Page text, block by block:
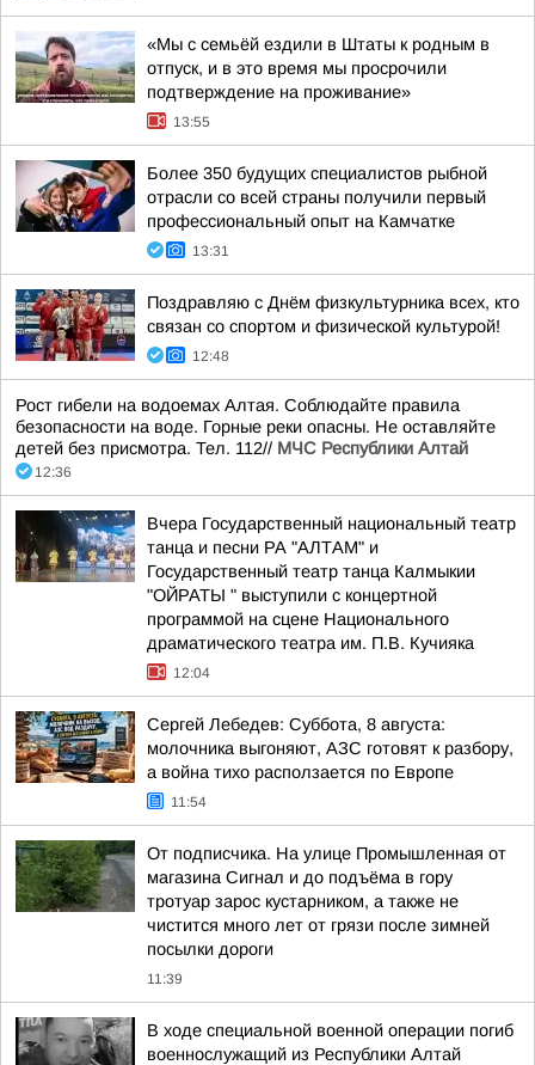
«Мы с семьёй ездили в Штаты к родным в
отпуск, и в это время мы просрочили
подтверждение на проживание»
13:55
Более 350 будущих специалистов рыбной
отрасли со всей страны получили первый
профессиональный опыт на Камчатке
13:31
Поздравляю с Днём физкультурника всех, кто
связан со спортом и физической культурой!
12:48
Рост гибели на водоемах Алтая. Соблюдайте правила
безопасности на воде. Горные реки опасны. Не оставляйте
детей без присмотра. Тел. 112// МЧС Республики Алтай
12:36
Вчера Государственный национальный театр
танца и песни РА "АЛТАМ" и
Государственный театр танца Калмыкии
"ОЙРАТЫ " выступили с концертной
программой на сцене Национального
драматического театра им. П.В. Кучияка
12:04
Сергей Лебедев: Суббота, 8 августа:
молочника выгоняют, АЗС готовят к разбору,
а война тихо расползается по Европе
11:54
От подписчика. На улице Промышленная от
магазина Сигнал и до подъёма в гору
тротуар зарос кустарником, а также не
чистится много лет от грязи после зимней
посылки дороги
11:39
В ходе специальной военной операции погиб
военнослужащий из Республики Алтай